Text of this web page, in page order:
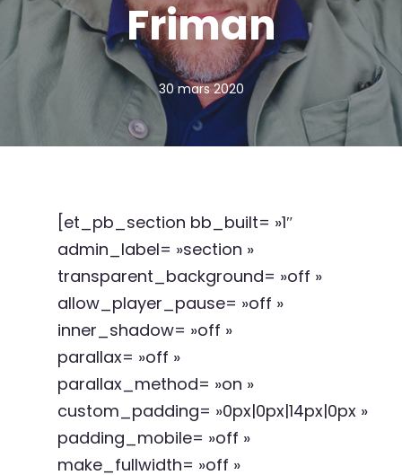
Friman
30 mars 2020
[et_pb_section bb_built= »1″
admin_label= »section »
transparent_background= »off »
allow_player_pause= »off »
inner_shadow= »off »
parallax= »off »
parallax_method= »on »
custom_padding= »0px|0px|14px|0px »
padding_mobile= »off »
make_fullwidth= »off »